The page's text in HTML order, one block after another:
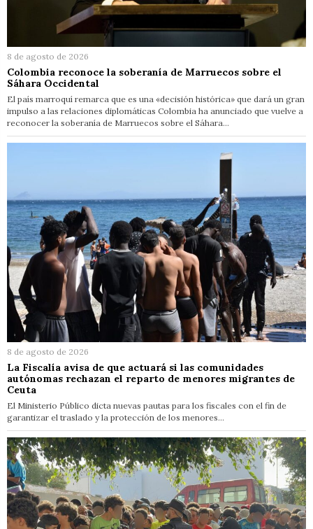
8 de agosto de 2026
Colombia reconoce la soberanía de Marruecos sobre el
Sáhara Occidental
El país marroquí remarca que es una «decisión histórica» que dará un gran
impulso a las relaciones diplomáticas Colombia ha anunciado que vuelve a
reconocer la soberanía de Marruecos sobre el Sáhara…
8 de agosto de 2026
La Fiscalía avisa de que actuará si las comunidades
autónomas rechazan el reparto de menores migrantes de
Ceuta
El Ministerio Público dicta nuevas pautas para los fiscales con el fin de
garantizar el traslado y la protección de los menores…